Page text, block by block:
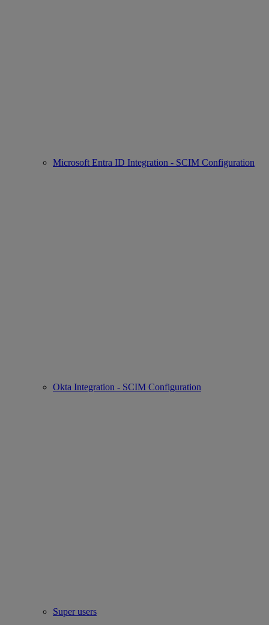
Microsoft Entra ID Integration - SCIM Configuration
Okta Integration - SCIM Configuration
Super users